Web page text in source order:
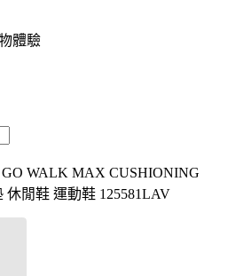
體驗
WALK MAX CUSHIONING
閒鞋 運動鞋 125581LAV